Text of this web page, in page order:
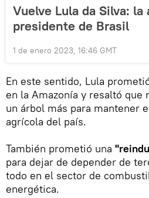
Vuelve Lula da Silva:
presidente de Brasil
1 de enero 2023, 16:46 GMT
En este sentido, Lula
en la Amazonía y resaltó que
un árbol más para mantener
agrícola del país.
También prometió una
para dejar de depender de
todo en el sector de
energética.